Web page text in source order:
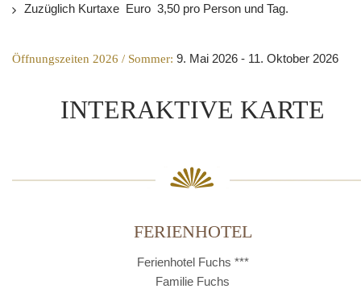
Zuzüglich Kurtaxe Euro 3,50 pro Person und Tag.
Öffnungszeiten 2026 / Sommer: 9. Mai 2026 - 11. Oktober 2026
INTERAKTIVE KARTE
FERIENHOTEL
Ferienhotel Fuchs ***
Familie Fuchs